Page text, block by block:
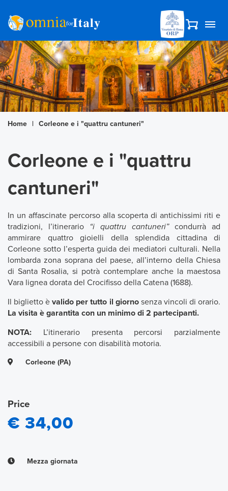
Home | Corleone e i "quattru cantuneri"
Corleone e i "quattru
cantuneri"
In un affascinate percorso alla scoperta di antichissimi riti e
tradizioni, l’itinerario “i quattru cantuneri” condurrà ad
ammirare quattro gioielli della splendida cittadina di
Corleone sotto l’esperta guida dei mediatori culturali. Nella
lombarda zona soprana del paese, all’interno della Chiesa
di Santa Rosalia, si potrà contemplare anche la maestosa
Vara lignea dorata del Crocifisso della Catena (1688).
Il biglietto èvalido per tutto il giornosenza vincoli di orario.
La visita è garantita con un minimo di 2 partecipanti.
NOTA: L’itinerario presenta percorsi parzialmente
accessibili a persone con disabilità motoria.
Corleone (PA)
Price
€ 34,00
Mezza giornata